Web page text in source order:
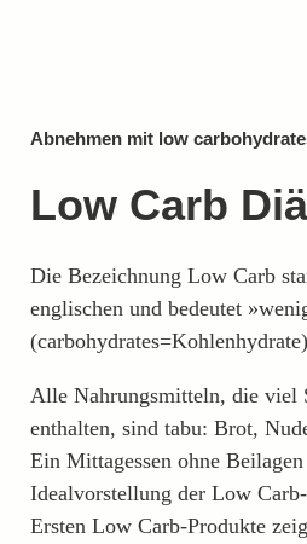
Abnehmen mit low
Low Carb
Die Bezeichnung Low Carb
englischen und bedeutet
Alle Nahrungsmitteln, die viel
enthalten, sind tabu: Brot,
Ein Mittagessen ohne
Idealvorstellung der Low
Ersten Low Carb-Produkte